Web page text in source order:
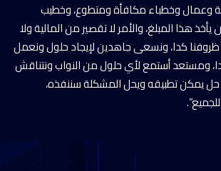
وعمال وخطباء مكافأة ومتطوع، وخطيب
يأخذ هذا المبلغ، والأمر لا تقصير من المالية ولا
ظروفنا كدا، ونسعى جاهدين لإيجاد حلول ونعمل
ومستعد أستمع لأي حلول من النواب ونتناقش
يمكن تطبيقه ويحل المشكلة سننفذه،